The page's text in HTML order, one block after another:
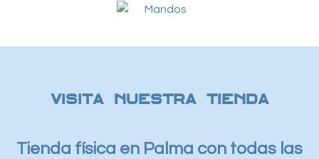
Visita nuestra tienda
Tienda física en Palma con todas las